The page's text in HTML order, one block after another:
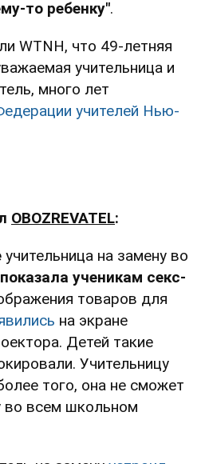
то ребенку".
WTNH, что 49-летняя
учительница и
много лет
учителей Нью-
OBOZREVATEL:
учительница на замену во
показала ученикам секс-
товаров для
на экране
Детей такие
Учительницу
того, она не сможет
во всем школьном